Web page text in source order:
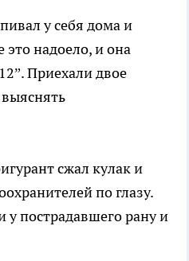
у себя дома и
это надоело, и она
Приехали двое
сжал кулак и
по глазу.
у пострадавшего рану и